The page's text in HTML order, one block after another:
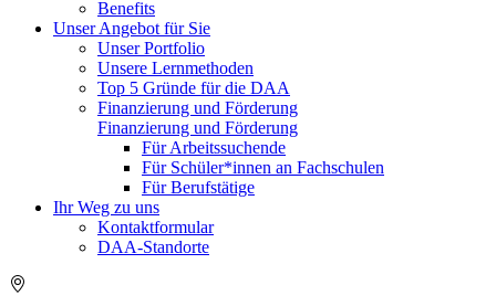
Benefits
Unser Angebot für Sie
Unser Portfolio
Unsere Lernmethoden
Top 5 Gründe für die DAA
Finanzierung und Förderung
Finanzierung und Förderung
Für Arbeitssuchende
Für Schüler*innen an Fachschulen
Für Berufstätige
Ihr Weg zu uns
Kontaktformular
DAA-Standorte